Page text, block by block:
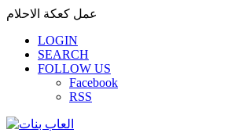
عمل كعكة الاحلام
LOGIN
SEARCH
FOLLOW US
Facebook
RSS